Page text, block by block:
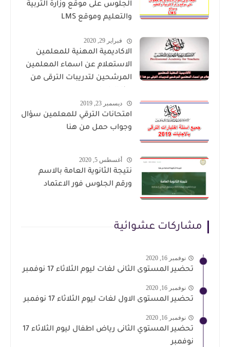
الجلوس على موقع وزارة التربية
والتعليم وموقع LMS
فبراير 29, 2020
الاكاديمية المهنية للمعلمين
الاستعلام عن اسماء المعلمين
المرشحين لتدريبات الترقى من
ديسمبر 23, 2019
امتحانات الترقي للمعلمين سؤال
وجواب حمل من هنا
أغسطس 5, 2020
نتيجة الثانوية العامة بالاسم
ورقم الجلوس فور الاعتماد
مشاركات عشوائية
نوفمبر 16, 2020
تحضير المستوى الثانى لغات ليوم الثلاثاء 17 نوفمبر
نوفمبر 16, 2020
تحضير المستوى الاول لغات ليوم الثلاثاء 17 نوفمبر
نوفمبر 16, 2020
تحضير المستوي الثانى رياض اطفال ليوم الثلاثاء 17
نوفمبر